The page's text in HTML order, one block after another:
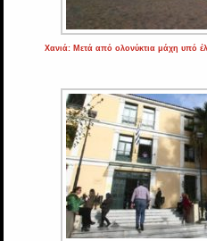
Χανιά: Μετά από ολονύκτια μάχη υπό